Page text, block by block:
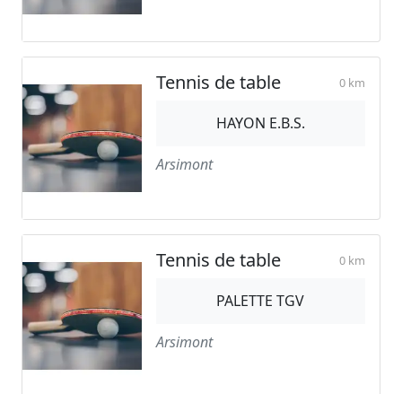
Tennis de table 0 km
HAYON E.B.S.
Arsimont
Tennis de table 0 km
PALETTE TGV
Arsimont